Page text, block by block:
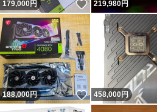
179,000円 いいね！
219,980円
188,000円 いいね！
458,000円